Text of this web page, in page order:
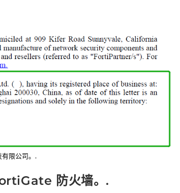
限公司。.
防火墙。.